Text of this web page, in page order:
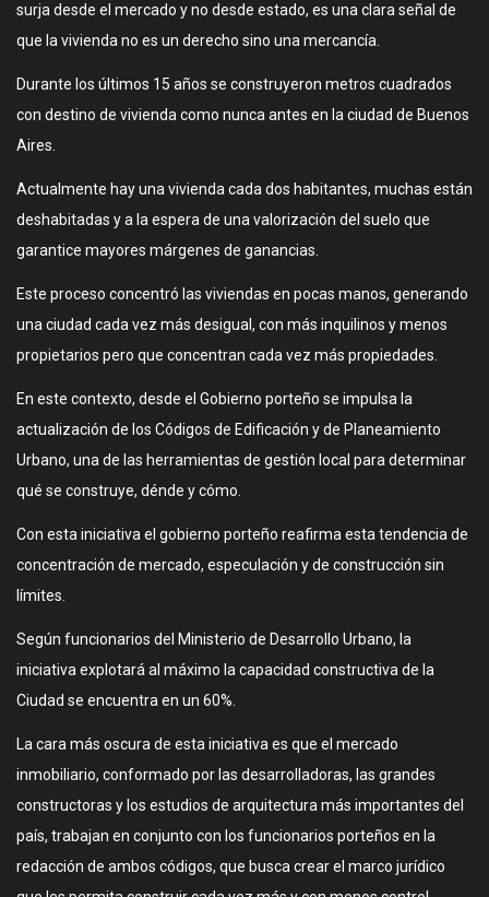
surja desde el mercado y no desde estado, es una clara señal de
que la vivienda no es un derecho sino una mercancía.
Durante los últimos 15 años se construyeron metros cuadrados
con destino de vivienda como nunca antes en la ciudad de Buenos
Aires.
Actualmente hay una vivienda cada dos habitantes, muchas están
deshabitadas y a la espera de una valorización del suelo que
garantice mayores márgenes de ganancias.
Este proceso concentró las viviendas en pocas manos, generando
una ciudad cada vez más desigual, con más inquilinos y menos
propietarios pero que concentran cada vez más propiedades.
En este contexto, desde el Gobierno porteño se impulsa la
actualización de los Códigos de Edificación y de Planeamiento
Urbano, una de las herramientas de gestión local para determinar
qué se construye, dénde y cómo.
Con esta iniciativa el gobierno porteño reafirma esta tendencia de
concentración de mercado, especulación y de construcción sin
límites.
Según funcionarios del Ministerio de Desarrollo Urbano, la
iniciativa explotará al máximo la capacidad constructiva de la
Ciudad se encuentra en un 60%.
La cara más oscura de esta iniciativa es que el mercado
inmobiliario, conformado por las desarrolladoras, las grandes
constructoras y los estudios de arquitectura más importantes del
país, trabajan en conjunto con los funcionarios porteños en la
redacción de ambos códigos, que busca crear el marco jurídico